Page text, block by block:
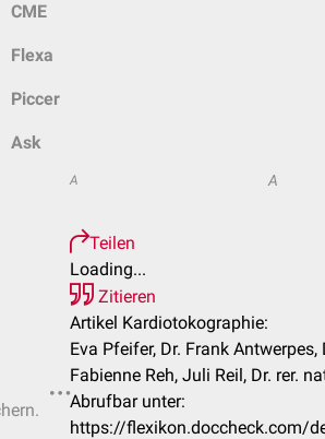
CME
Flexa
Piccer
Ask
A A
Teilen
Loading...
Zitieren
Artikel Kardiotokographie:
Eva Pfeifer, Dr. Frank Antwerpes,
Fabienne Reh, Juli Reil, Dr. rer.
Abrufbar unter:
https://flexikon.doccheck.com/